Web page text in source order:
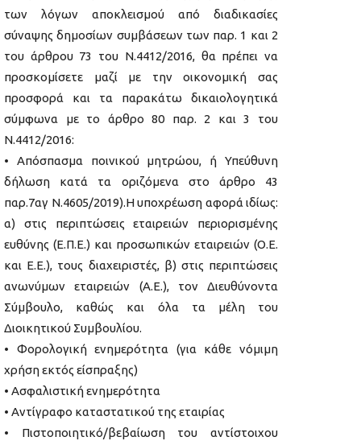
των λόγων αποκλεισμού από διαδικασίες
σύναψης δημοσίων συμβάσεων των παρ. 1 και 2
του άρθρου 73 του Ν.4412/2016, θα πρέπει να
προσκομίσετε μαζί με την οικονομική σας
προσφορά και τα παρακάτω δικαιολογητικά
σύμφωνα με το άρθρο 80 παρ. 2 και 3 του
Ν.4412/2016:
• Απόσπασμα ποινικού μητρώου, ή Υπεύθυνη
δήλωση κατά τα οριζόμενα στο άρθρο 43
παρ.7αγ Ν.4605/2019).Η υποχρέωση αφορά ιδίως:
α) στις περιπτώσεις εταιρειών περιορισμένης
ευθύνης (Ε.Π.Ε.) και προσωπικών εταιρειών (Ο.Ε.
και Ε.Ε.), τους διαχειριστές, β) στις περιπτώσεις
ανωνύμων εταιρειών (Α.Ε.), τον Διευθύνοντα
Σύμβουλο, καθώς και όλα τα μέλη του
Διοικητικού Συμβουλίου.
• Φορολογική ενημερότητα (για κάθε νόμιμη
χρήση εκτός είσπραξης)
• Ασφαλιστική ενημερότητα
• Αντίγραφο καταστατικού της εταιρίας
• Πιστοποιητικό/βεβαίωση του αντίστοιχου